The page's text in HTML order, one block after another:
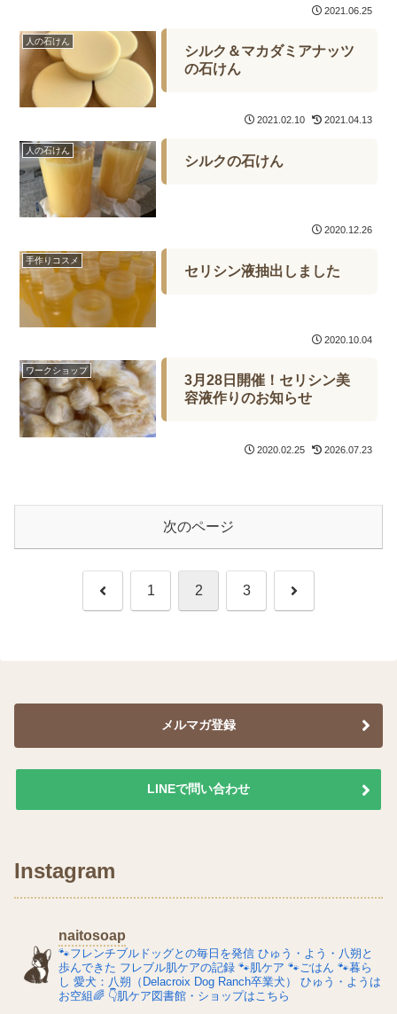
2021.06.25
人の石けん
シルク＆マカダミアナッツ
の石けん
2021.02.10 2021.04.13
人の石けん
シルクの石けん
2020.12.26
手作りコスメ
セリシン液抽出しました
2020.10.04
ワークショップ
3月28日開催！セリシン美
容液作りのお知らせ
2020.02.25 2026.07.23
次のページ
前 1 2 3 次
メルマガ登録
LINEで問い合わせ
Instagram
naitosoap
🐾フレンチブルドッグとの毎日を発信 ひゅう・よう・八朔と
歩んできた フレブル肌ケアの記録 🐾肌ケア 🐾ごはん 🐾暮ら
し 愛犬：八朔（Delacroix Dog Ranch卒業犬）
ひゅう・ようは
お空組🌈 👇肌ケア図書館・ショップはこちら